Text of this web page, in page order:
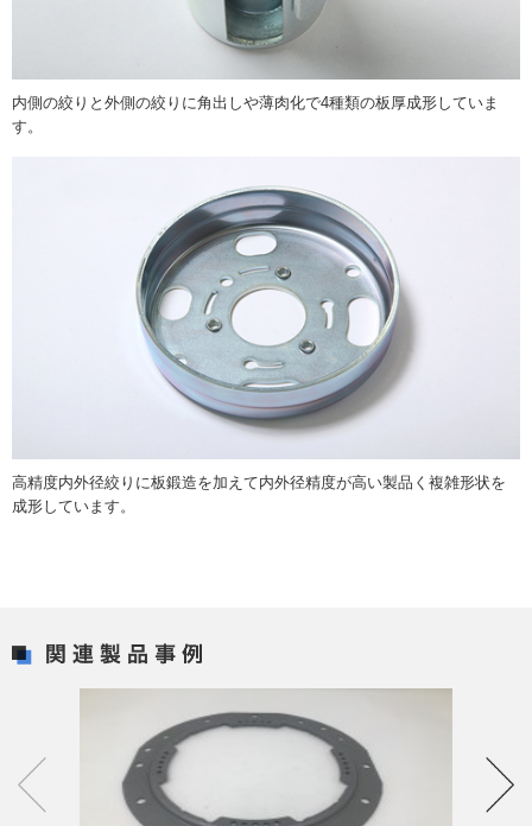
内側の絞りと外側の絞りに角出しや薄肉化で4種類の板厚成形していま
す。
高精度内外径絞りに板鍛造を加えて内外径精度が高い製品く複雑形状を
成形しています。